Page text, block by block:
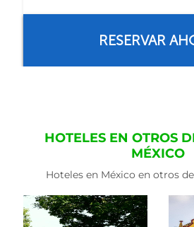
RESERVAR
HOTELES EN OTROS
MÉXICO
Hoteles en México en otros